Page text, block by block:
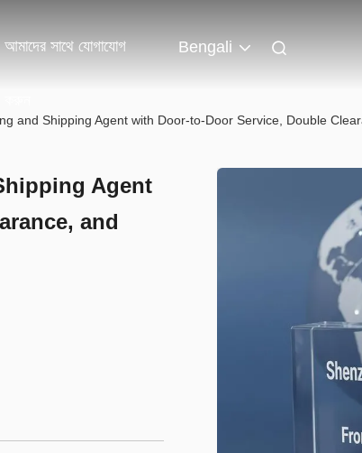
আমাদের সাথে যোগাযোগ Bengali
and Shipping Agent with Door-to-Door Service, Double
Agent
and